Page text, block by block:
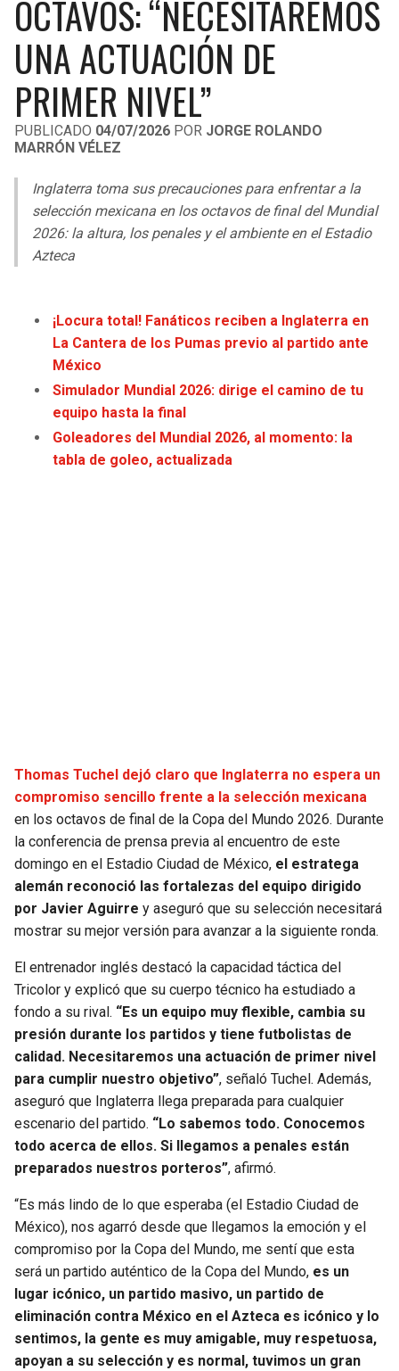
LIGA DE EXPANSIÓN MX
LEAGUES CUP
UEFA EUROPA LEAGUE
UEFA CONFERENCE LEAGUE
MLS
COPA LIBERTADORES
LIGA BETPLAY
OTRAS LIGAS
RAIDERS
CHARGERS
RAVENS
BENGALS
BROWNS
TEXANS
COLTS
JAGUARS
TITANS
SEAHAWKS
BEARS
LIONS
PACKERS
VIKINGS
FALCONS
PANTHERS
BUCCANEERS
CAVALIERS
PISTONS
PACERS
BUCKS
HAWKS
HEAT
MAGIC
WIZARDS
WARRIORS
PELICANS
SPURS
NUGGETS
TIMBERWOLVES
THUNDER
TRAIL BLAZERS
JAZZ
OCTAVOS: “NECESITAREMOS
UNA ACTUACIÓN DE
PRIMER NIVEL”
PUBLICADO 04/07/2026 POR JORGE ROLANDO
MARRÓN VÉLEZ
Inglaterra toma sus precauciones para enfrentar a la
selección mexicana en los octavos de final del Mundial
2026: la altura, los penales y el ambiente en el Estadio
Azteca
¡Locura total! Fanáticos reciben a Inglaterra en
La Cantera de los Pumas previo al partido ante
México
Simulador Mundial 2026: dirige el camino de tu
equipo hasta la final
Goleadores del Mundial 2026, al momento: la
tabla de goleo, actualizada
Thomas Tuchel dejó claro que Inglaterra no espera un
compromiso sencillo frente a la selección mexicana
en los octavos de final de la Copa del Mundo 2026. Durante
la conferencia de prensa previa al encuentro de este
domingo en el Estadio Ciudad de México, el estratega
alemán reconoció las fortalezas del equipo dirigido
por Javier Aguirre y aseguró que su selección necesitará
mostrar su mejor versión para avanzar a la siguiente ronda.
El entrenador inglés destacó la capacidad táctica del
Tricolor y explicó que su cuerpo técnico ha estudiado a
fondo a su rival. “Es un equipo muy flexible, cambia su
presión durante los partidos y tiene futbolistas de
calidad. Necesitaremos una actuación de primer nivel
para cumplir nuestro objetivo”, señaló Tuchel. Además,
aseguró que Inglaterra llega preparada para cualquier
escenario del partido. “Lo sabemos todo. Conocemos
todo acerca de ellos. Si llegamos a penales están
preparados nuestros porteros”, afirmó.
“Es más lindo de lo que esperaba (el Estadio Ciudad de
México), nos agarró desde que llegamos la emoción y el
compromiso por la Copa del Mundo, me sentí que esta
será un partido auténtico de la Copa del Mundo, es un
lugar icónico, un partido masivo, un partido de
eliminación contra México en el Azteca es icónico y lo
sentimos, la gente es muy amigable, muy respetuosa,
apoyan a su selección y es normal, tuvimos un gran